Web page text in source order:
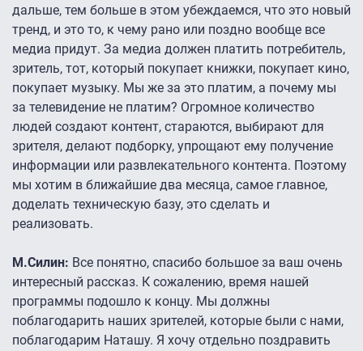
дальше, тем больше в этом убеждаемся, что это новый
тренд, и это то, к чему рано или поздно вообще все
медиа придут. За медиа должен платить потребитель,
зритель, тот, который покупает книжки, покупает кино,
покупает музыку. Мы же за это платим, а почему мы
за телевидение не платим? Огромное количество
людей создают контент, стараются, выбирают для
зрителя, делают подборку, упрощают ему получение
информации или развлекательного контента. Поэтому
мы хотим в ближайшие два месяца, самое главное,
доделать техническую базу, это сделать и
реализовать.
М.Силин: Все понятно, спасибо большое за ваш очень
интересный рассказ. К сожалению, время нашей
программы подошло к концу. Мы должны
поблагодарить наших зрителей, которые были с нами,
поблагодарим Наташу. Я хочу отдельно поздравить